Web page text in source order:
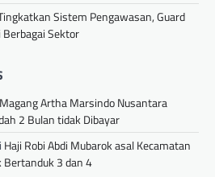
Sistem Pengawasan, Guard
Berbagai Sektor
Artha Marsindo Nusantara
2 Bulan tidak Dibayar
Haji Robi Abdi Mubarok asal Kecamatan
Bertanduk 3 dan 4